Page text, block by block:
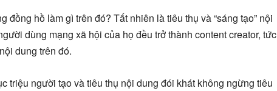
đồng hồ làm gì trên đó? Tất nhiên là tiêu thụ và “sáng tạo” nội
dùng mạng xã hội của họ đều trở thành content creator, tức
dung trên đó.
triệu người tạo và tiêu thụ nội dung đói khát không ngừng tiêu